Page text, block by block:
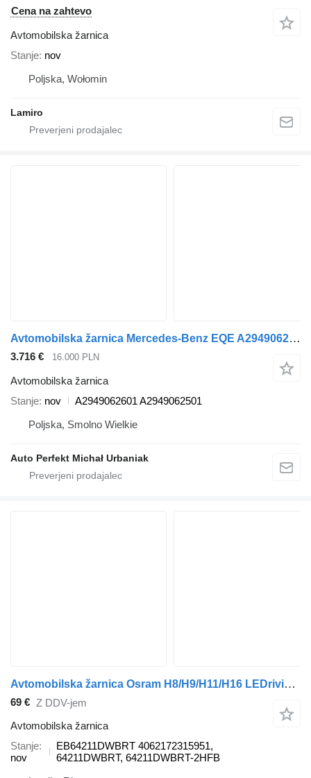
Cena na zahtevo
Avtomobilska žarnica
Stanje nov
Poljska, Wołomin
Lamiro
Avtomobilska žarnica Mercedes-Benz EQE A2949062601 za vozilo Mercedes-Benz EQE
3.716 € 16.000 PLN
Avtomobilska žarnica
Stanje nov
A2949062601 A2949062501
Poljska, Smolno Wielkie
Auto Perfekt Michał Urbaniak
Avtomobilska žarnica Osram H8/H9/H11/H16 LEDriving HL BRIGHT 12V/ OFF ROAD ONLY EB64211DWBRT za vozilo
69 € Z DDV-jem
Avtomobilska žarnica
Stanje
nov
EB64211DWBRT 4062172315951,
64211DWBRT, 64211DWBRT-2HFB